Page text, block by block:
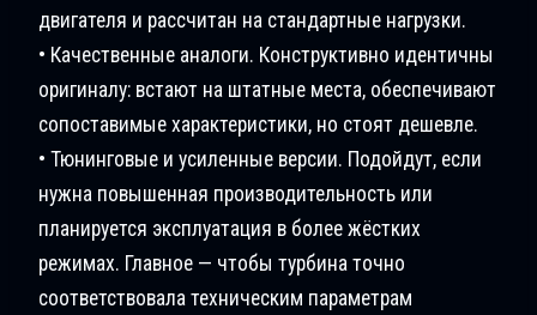
двигателя и рассчитан на стандартные нагрузки.
• Качественные аналоги. Конструктивно идентичны
оригиналу: встают на штатные места, обеспечивают
сопоставимые характеристики, но стоят дешевле.
• Тюнинговые и усиленные версии. Подойдут, если
нужна повышенная производительность или
планируется эксплуатация в более жёстких
режимах. Главное — чтобы турбина точно
соответствовала техническим параметрам